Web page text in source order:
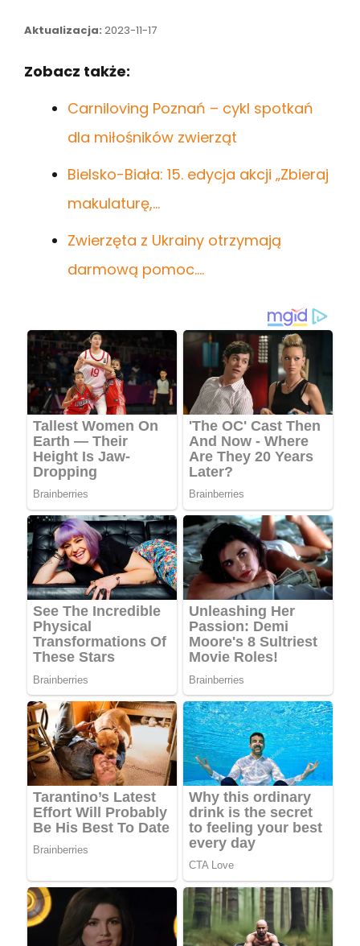
Aktualizacja: 2023-11-17
Zobacz także:
Carniloving Poznań – cykl spotkań
dla miłośników zwierząt
Bielsko-Biała: 15. edycja akcji „Zbieraj
makulaturę,…
Zwierzęta z Ukrainy otrzymają
darmową pomoc.…